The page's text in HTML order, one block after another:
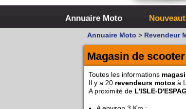
Annuaire Moto
Annuaire Moto > Revendeur
Magasin de scooter
Toutes les informations
Il y a 20 revendeurs motos à
A proximité de L'ISLE-